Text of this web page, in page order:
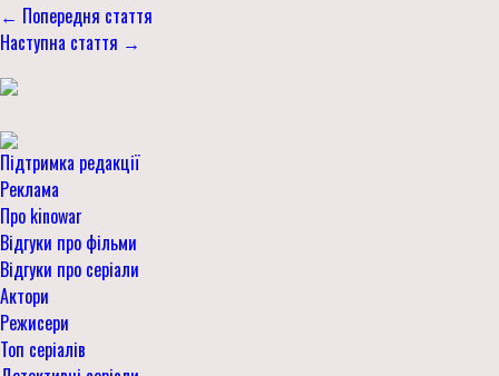
← Попередня стаття
Наступна стаття →
Підтримка редакції
Реклама
Про kinowar
Відгуки про фільми
Відгуки про серіали
Актори
Режисери
Топ серіалів